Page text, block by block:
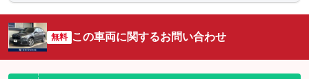
無料 この車両に関するお問い合わせ